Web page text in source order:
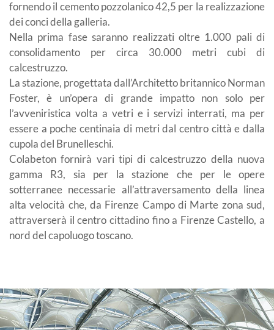
fornendo il cemento pozzolanico 42,5 per la realizzazione
dei conci della galleria.
Nella prima fase saranno realizzati oltre 1.000 pali di
consolidamento per circa 30.000 metri cubi di
calcestruzzo.
La stazione, progettata dall’Architetto britannico Norman
Foster, è un’opera di grande impatto non solo per
l’avveniristica volta a vetri e i servizi interrati, ma per
essere a poche centinaia di metri dal centro città e dalla
cupola del Brunelleschi.
Colabeton fornirà vari tipi di calcestruzzo della nuova
gamma R3, sia per la stazione che per le opere
sotterranee necessarie all’attraversamento della linea
alta velocità che, da Firenze Campo di Marte zona sud,
attraverserà il centro cittadino fino a Firenze Castello, a
nord del capoluogo toscano.